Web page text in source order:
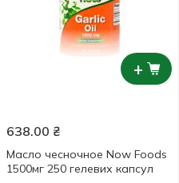
+
638.00 ₴
Масло чесночное Now Foods
1500мг 250 гелевих капсул